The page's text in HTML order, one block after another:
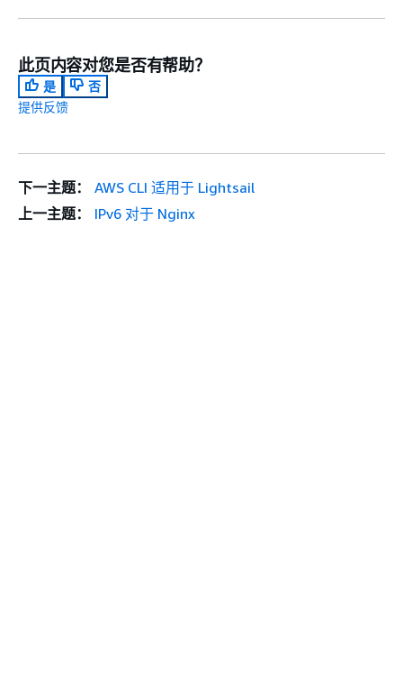
此页内容对您是否有帮助？
是
否
提供反馈
下一主题：
AWS CLI 适用于 Lightsail
上一主题：
IPv6 对于 Nginx